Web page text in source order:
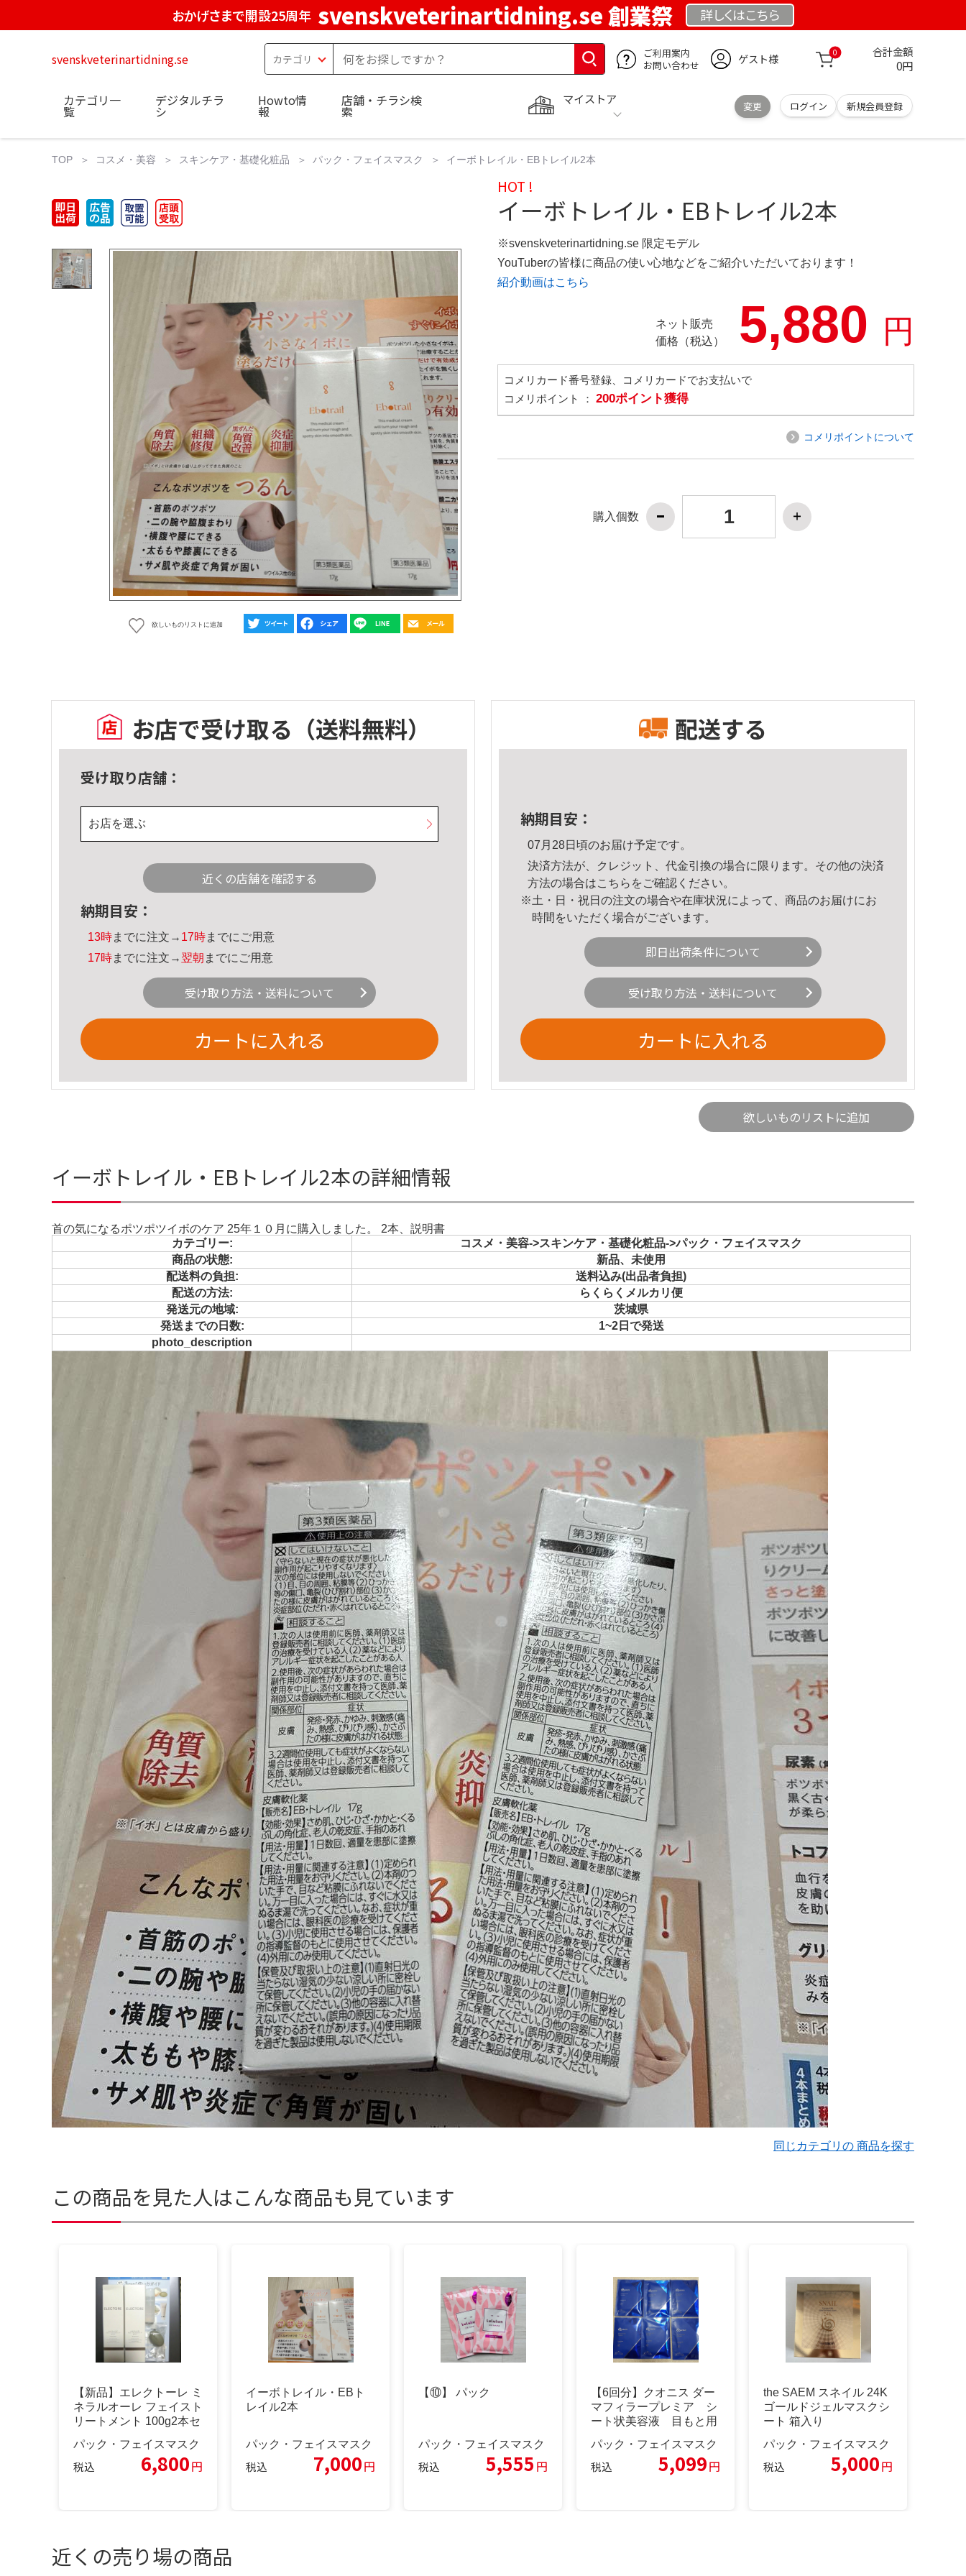
おかげさまで開設25周年 svenskveterinartidning.se 創業祭 詳しくはこちら
svenskveterinartidning.se
ご利用案内
お問い合わせ
ゲスト様 0 合計金額
0円
マイストア
変更 ログイン 新規会員登録
カテゴリ一
覧
デジタルチラ
シ
Howto情
報
店舗・チラシ検
索
TOP コスメ・美容 スキンケア・基礎化粧品 パック・フェイスマスク イーボトレイル・EBトレイル2本
欲しいものリストに追加
HOT !
イーボトレイル・EBトレイル2本
※svenskveterinartidning.se 限定モデル
YouTuberの皆様に商品の使い心地などをご紹介いただいております！
紹介動画はこちら
ネット販売
価格（税込）
5,880 円
コメリカード番号登録、コメリカードでお支払いで
コメリポイント ： 200ポイント獲得
コメリポイントについて
購入個数
お店で受け取る （送料無料）
受け取り店舗：
お店を選ぶ
近くの店舗を確認する
納期目安：
13時までに注文→ 17時までにご用意
17時までに注文→ 翌朝 までにご用意
受け取り方法・送料について
カートに入れる
配送する
納期目安：
07月28日頃のお届け予定です。
決済方法が、クレジット、代金引換の場合に限ります。その他の決済
方法の場合はこちら をご確認ください。
※土・日・祝日の注文の場合や在庫状況によって、商品のお届けにお
時間をいただく場合がございます。
即日出荷条件について
受け取り方法・送料について
カートに入れる
欲しいものリストに追加
イーボトレイル・EBトレイル2本の詳細情報
首の気になるポツポツイボのケア 25年１０月に購入しました。 2本、説明書
カテゴリー:
コスメ・美容->スキンケア・基礎化粧品->パック・フェイスマスク
商品の状態:
新品、未使用
配送料の負担:
送料込み(出品者負担)
配送の方法:
らくらくメルカリ便
発送元の地域:
茨城県
発送までの日数:
1~2日で発送
photo_description
同じカテゴリの 商品を探す
この商品を見た人はこんな商品も見ています
【新品】エレクトーレ ミ
ネラルオーレ フェイスト
リートメント 100g2本セ
パック・フェイスマスク
税込 6,800円
イーボトレイル・EBト
レイル2本
パック・フェイスマスク
税込 7,000円
【⑩】 パック
パック・フェイスマスク
税込 5,555 円
【6回分】クオニス ダー
マフィラープレミア シ
ート状美容液 目もと用
パック・フェイスマスク
税込 5,099円
the SAEM スネイル 24K
ゴールドジェルマスクシ
ート 箱入り
パック・フェイスマスク
税込 5,000円
近くの売り場の商品